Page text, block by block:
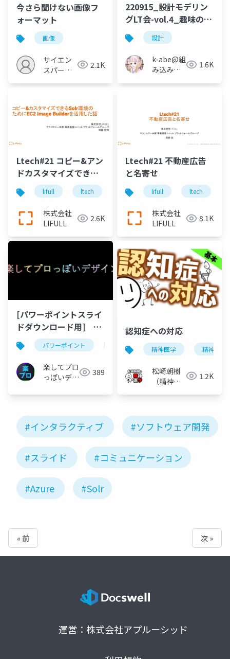
今さら聞けない画像フ
ォーマット
画像
サイエン
スパーク
2.1K
220915_設計モデリン
グLT会-vol.4_趣味のソ
フトウェア開発で設計
について考えた
設計
k-abe@組
み込みソ
1.6K
Ltech#21 コピー&アン
ドカスタマイズできる
Solr
lifull ltech ltech21 solr image
株式会社
LIFULL
2.6K
Ltech#21 不動産広告
と名寄せ
lifull ltech
株式会社
LIFULL
8.1K
[パワーポイントスライ
ドダウンロード用]
PowerPointで作る文字
を点滅させるアニメー
ション
パワーポイント スライドダウンロード youtube
楽してプロ
っぽいデザ
389
認知症への対応
精神医学 精神科
松崎朝樹
（精神科
1.2K
#インタラクティブ #ソフトウェア開発
#スライド #コミュニケーション
#Azure #Solr
« 前 次 »
運営：株式会社アプルーシッド